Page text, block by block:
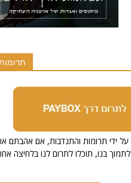
בנו, תוכלו לתרום לנו בלחיצה